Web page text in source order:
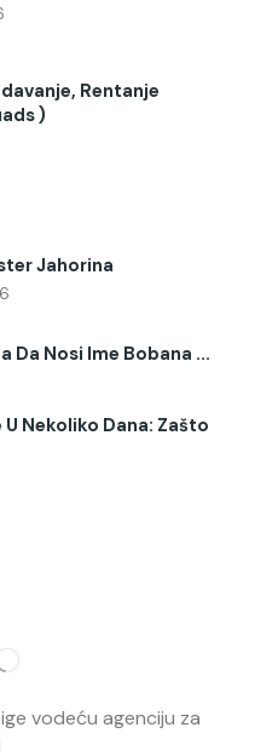
Rentanje
)
Jahorina
Da Nosi Ime Bobana ...
Nekoliko Dana: Zašto
vodeću agenciju za